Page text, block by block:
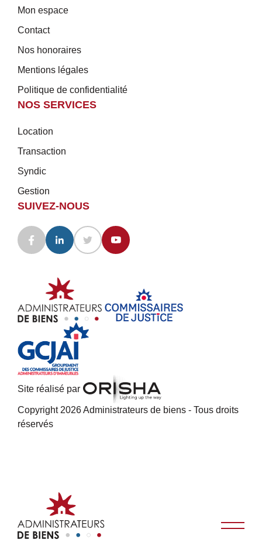
Mon espace
Contact
Nos honoraires
Mentions légales
Politique de confidentialité
NOS SERVICES
Location
Transaction
Syndic
Gestion
SUIVEZ-NOUS
Site réalisé par
Copyright 2026 Administrateurs de biens - Tous droits
réservés